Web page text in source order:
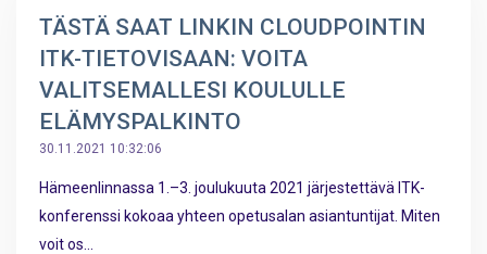
TÄSTÄ SAAT LINKIN CLOUDPOINTIN
ITK-TIETOVISAAN: VOITA
VALITSEMALLESI KOULULLE
ELÄMYSPALKINTO
30.11.2021 10:32:06
Hämeenlinnassa 1.–3. joulukuuta 2021 järjestettävä ITK-
konferenssi kokoaa yhteen opetusalan asiantuntijat. Miten
voit os...